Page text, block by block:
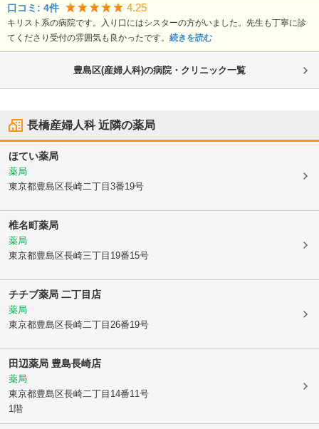
口コミ: 4件 4.25
キリスト系の病院です。入り口にはシスターの方がいました。先生も丁寧に診
てくださり受付の雰囲気も良かったです。 続きを読む
豊島区(産婦人科)の病院・クリニック一覧
長橋産婦人科近隣の薬局
ほてい薬局
薬局
東京都豊島区長崎二丁目3番19号
椎名町薬局
薬局
東京都豊島区長崎三丁目19番15号
チチブ薬局 二丁目店
薬局
東京都豊島区長崎二丁目26番19号
田辺薬局 豊島長崎店
薬局
東京都豊島区長崎二丁目14番11号
1階